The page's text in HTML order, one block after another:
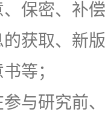
保密、补
获取、新
等；
参与研究前